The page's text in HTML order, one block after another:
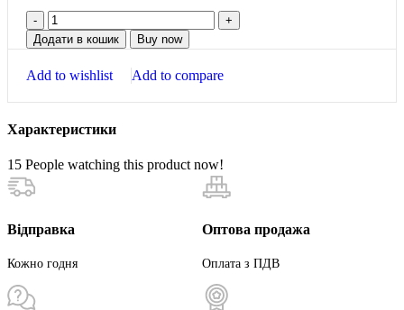
Додати в кошик Buy now
Add to wishlist Add to compare
Характеристики
15 People watching this product now!
Відправка
Кожно годня
Оптова продажа
Оплата з ПДВ